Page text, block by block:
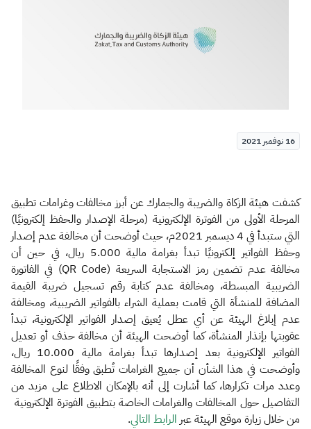
16 نوفمبر 2021
كشفت هيئة الزكاة والضريبة والجمارك عن أبرز مخالفات وغرامات تطبيق
المرحلة الأولى من الفوترة الإلكترونية (مرحلة الإصدار والحفظ إلكترونيًا)
التي ستبدأ في 4 ديسمبر 2021م، حيث أوضحت أن مخالفة عدم إصدار
وحفظ الفواتير إلكترونيًا تبدأ بغرامة مالية 5.000 ريال، في حين أن
مخالفة عدم تضمين رمز الاستجابة السريعة (QR Code) في الفاتورة
الضريبية المبسطة، ومخالفة عدم كتابة رقم تسجيل ضريبة القيمة
المضافة للمنشأة التي قامت بعملية الشراء بالفواتير الضريبية، ومخالفة
عدم إبلاغ الهيئة عن أي عطل يُعيق إصدار الفواتير الإلكترونية، تبدأ
عقوبتها بإنذار المنشأة، كما أوضحت الهيئة أن مخالفة حذف أو تعديل
الفواتير الإلكترونية بعد إصدارها تبدأ بغرامة مالية 10.000 ريال،
وأوضحت في هذا الشأن أن جميع الغرامات تُطبق وفقًا لنوع المخالفة
وعدد مرات تكرارها، كما أشارت إلى أنه بالإمكان الاطلاع على مزيد من
التفاصيل حول المخالفات والغرامات الخاصة بتطبيق الفوترة الإلكترونية
من خلال زيارة موقع الهيئة عبر الرابط التالي.